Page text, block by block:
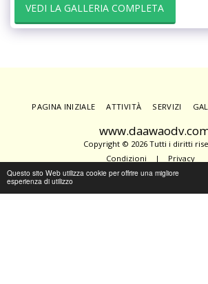
Questo sito Web utilizza cookie per offrire una migliore
esperienza di utilizzo
VEDI LA GALLERIA COMPLETA
Copyright © 2026 Tutti i diritti
Condizioni | Privacy
Powered BySITE123-Creare un
PAGINA INIZIALE ATTIVITÀ SERVIZI